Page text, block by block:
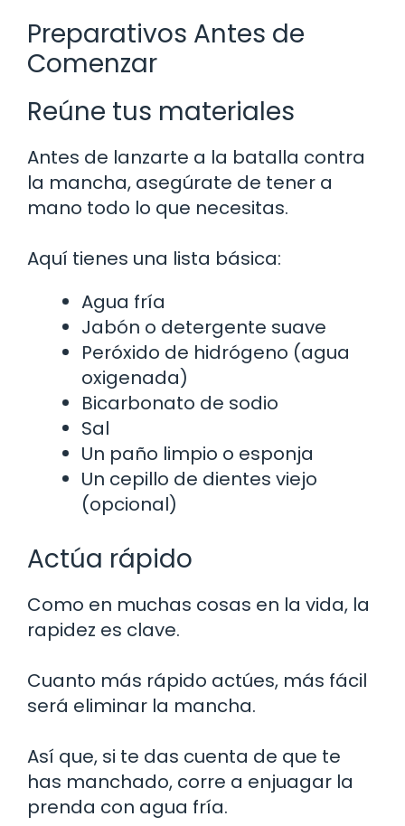
Preparativos Antes de
Comenzar
Reúne tus materiales
Antes de lanzarte a la batalla contra
la mancha, asegúrate de tener a
mano todo lo que necesitas.
Aquí tienes una lista básica:
Agua fría
Jabón o detergente suave
Peróxido de hidrógeno (agua
oxigenada)
Bicarbonato de sodio
Sal
Un paño limpio o esponja
Un cepillo de dientes viejo
(opcional)
Actúa rápido
Como en muchas cosas en la vida, la
rapidez es clave.
Cuanto más rápido actúes, más fácil
será eliminar la mancha.
Así que, si te das cuenta de que te
has manchado, corre a enjuagar la
prenda con agua fría.